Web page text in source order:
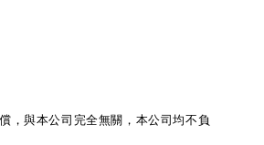
，與本公司完全無關，本公司均不負